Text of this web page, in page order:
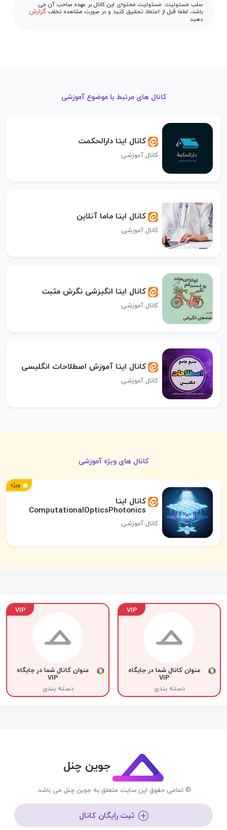
سلب مسئولیت: مسئولیت محتوای این کانال بر عهده صاحب آن می
باشد، لطفا قبل از اعتماد تحقیق کنید و در صورت مشاهده تخلف گزارش
دهید.
کانال های مرتبط با موضوع آموزشی
کانال ایتا دارالحکمت
کانال آموزشی
کانال ایتا ماما آنلاین
کانال آموزشی
کانال ایتا انگیزشی نگرش مثبت
کانال آموزشی
کانال ایتا آموزش اصطلاحات انگلیسی
کانال آموزشی
کانال های ویژه آموزشی
ویژه
کانال ایتا
ComputationalOpticsPhotonics
کانال آموزشی
VIP
عنوان کانال شما در جایگاه
VIP
دسته بندی
VIP
عنوان کانال شما در جایگاه
VIP
دسته بندی
جوین چنل
© تمامی حقوق این سایت متعلق به جوین چنل می باشد.
ثبت رایگان کانال